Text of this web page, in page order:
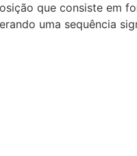
que consiste em
uma sequência